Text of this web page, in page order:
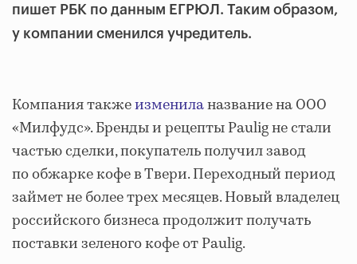
пишет РБК по данным ЕГРЮЛ. Таким образом,
у компании сменился учредитель.
Компания такжеизмениланазвание на ООО
«Милфудс». Бренды и рецепты Paulig не стали
частью сделки, покупатель получил завод
по обжарке кофе в Твери. Переходный период
займет не более трех месяцев. Новый владелец
российского бизнеса продолжит получать
поставки зеленого кофе от Paulig.